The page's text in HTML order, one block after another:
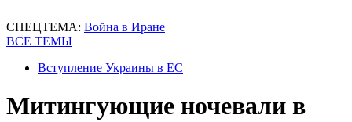
СПЕЦТЕМА: Война в Иране
ВСЕ ТЕМЫ
Вступление Украины в ЕС
Митингующие ночевали в